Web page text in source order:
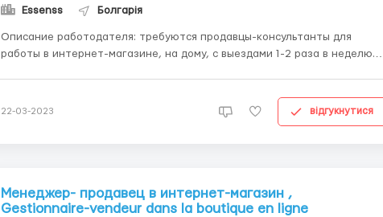
Essenss Болгарія
Описание работодателя: требуются продавцы-консультанты для
работы в интернет-магазине, на дому, с выездами 1-2 раза в неделю.
обучаемость в процессе работы, обучение бесплатное...
22-03-2023 відгукнутися
Менеджер- продавец в интернет-магазин ,
Gestionnaire-vendeur dans la boutique en ligne